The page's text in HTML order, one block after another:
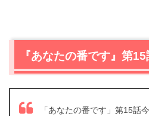
『あなたの番です』第
「あなたの番です」第15話